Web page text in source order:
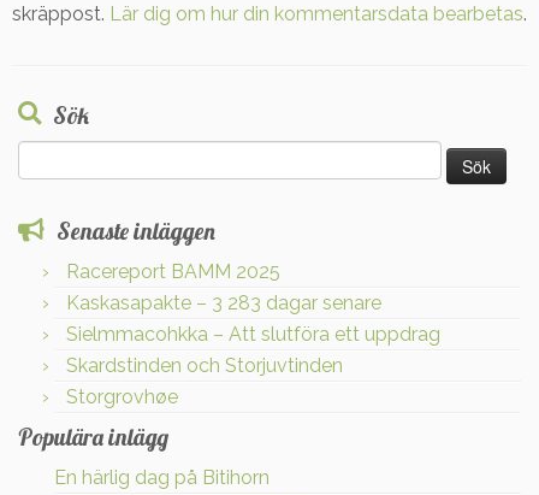
skräppost. Lär dig om hur din kommentarsdata bearbetas.
Sök
efter:
Senaste inläggen
Racereport BAMM 2025
Kaskasapakte – 3 283 dagar senare
Sielmmacohkka – Att slutföra ett uppdrag
Skardstinden och Storjuvtinden
Storgrovhøe
Populära inlägg
En härlig dag på Bitihorn